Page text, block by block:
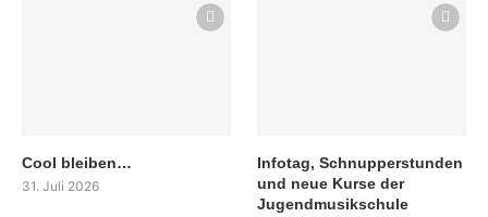
Cool bleiben…
31. Juli 2026
Infotag, Schnupperstunden
und neue Kurse der
Jugendmusikschule